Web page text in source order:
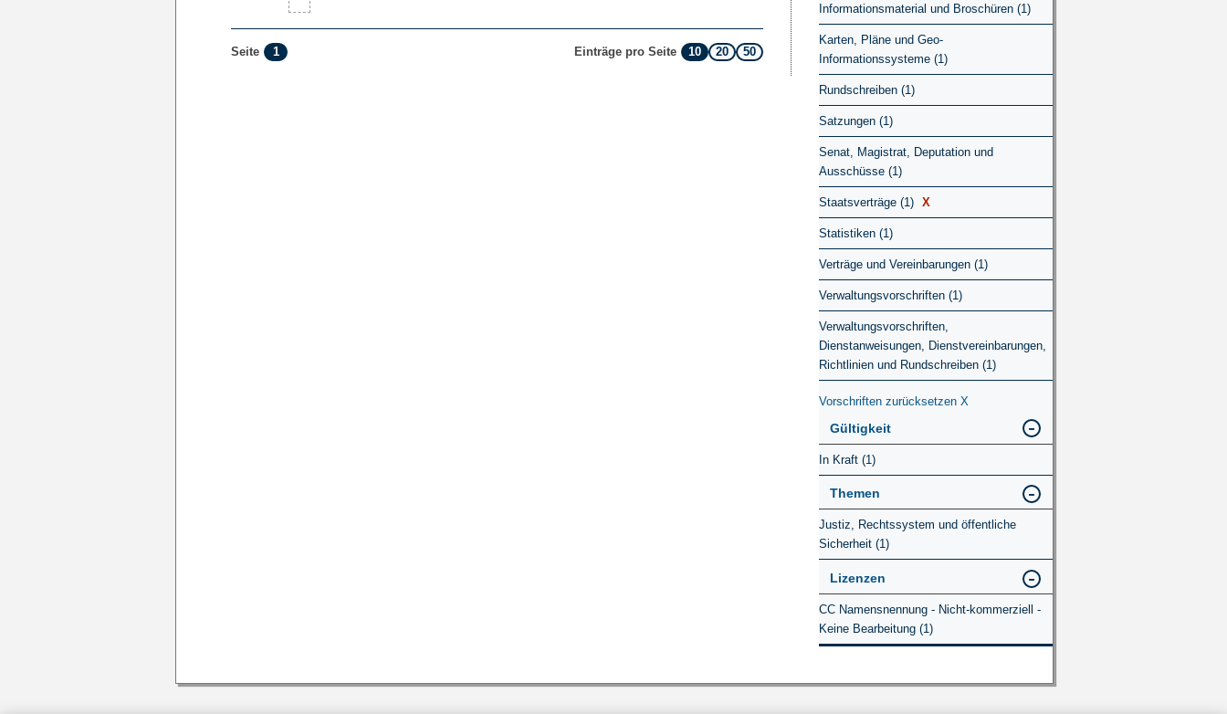
Seite 1 Einträge pro Seite 10 20 50
Informationsmaterial und Broschüren (1)
Karten, Pläne und Geo-
Informationssysteme (1)
Rundschreiben (1)
Satzungen (1)
Senat, Magistrat, Deputation und
Ausschüsse (1)
Staatsverträge (1) X
Statistiken (1)
Verträge und Vereinbarungen (1)
Verwaltungsvorschriften (1)
Verwaltungsvorschriften,
Dienstanweisungen, Dienstvereinbarungen,
Richtlinien und Rundschreiben (1)
Vorschriften zurücksetzen X
Gültigkeit
In Kraft (1)
Themen
Justiz, Rechtssystem und öffentliche
Sicherheit (1)
Lizenzen
CC Namensnennung - Nicht-kommerziell -
Keine Bearbeitung (1)